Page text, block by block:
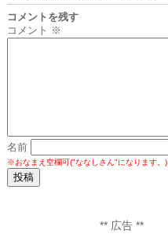
コメントを残す
コメント ※
名前
※おなまえ空欄可("ななしさん"になります。)
** 広告 **